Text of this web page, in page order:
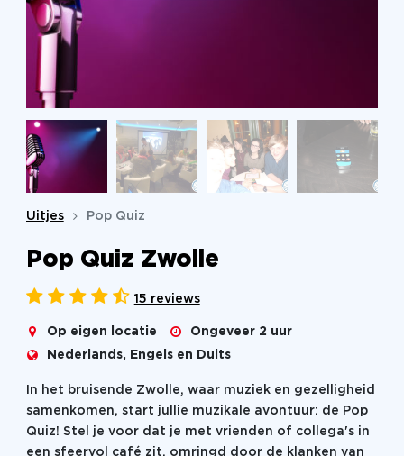
Uitjes Pop Quiz
Pop Quiz Zwolle
15 reviews
Op eigen locatie Ongeveer 2 uur
Nederlands, Engels en Duits
In het bruisende Zwolle, waar muziek en gezelligheid
samenkomen, start jullie muzikale avontuur: de Pop
Quiz! Stel je voor dat je met vrienden of collega's in
een sfeervol café zit, omringd door de klanken van